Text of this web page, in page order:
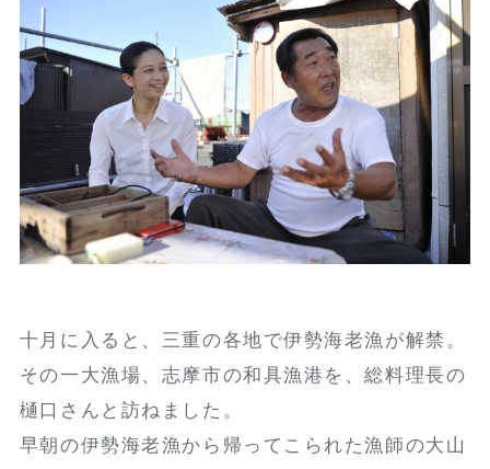
十月に入ると、三重の各地で伊勢海老漁が解禁。
その一大漁場、志摩市の和具漁港を、総料理長の
樋口さんと訪ねました。
早朝の伊勢海老漁から帰ってこられた漁師の大山